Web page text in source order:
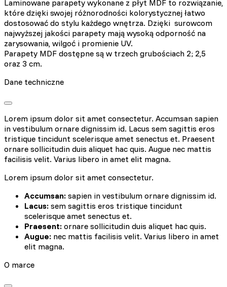
Laminowane parapety wykonane z płyt MDF to rozwiązanie,
które dzięki swojej różnorodności kolorystycznej łatwo
dostosować do stylu każdego wnętrza. Dzięki surowcom
najwyższej jakości parapety mają wysoką odporność na
zarysowania, wilgoć i promienie UV.
Parapety MDF dostępne są w trzech grubościach 2; 2,5
oraz 3 cm.
Dane techniczne
Lorem ipsum dolor sit amet consectetur. Accumsan sapien
in vestibulum ornare dignissim id. Lacus sem sagittis eros
tristique tincidunt scelerisque amet senectus et. Praesent
ornare sollicitudin duis aliquet hac quis. Augue nec mattis
facilisis velit. Varius libero in amet elit magna.
Lorem ipsum dolor sit amet consectetur.
Accumsan: sapien in vestibulum ornare dignissim id.
Lacus: sem sagittis eros tristique tincidunt
scelerisque amet senectus et.
Praesent: ornare sollicitudin duis aliquet hac quis.
Augue: nec mattis facilisis velit. Varius libero in amet
elit magna.
O marce